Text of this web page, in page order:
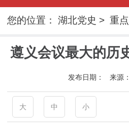
您的位置：湖北党史 >重
遵义会议最大的历
发布日期： 来源
大 中 小